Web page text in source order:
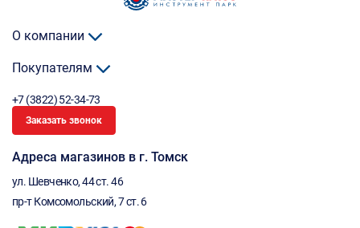
О компании
Покупателям
+7 (3822) 52-34-73
Заказать звонок
Адреса магазинов в г. Томск
ул. Шевченко, 44 ст. 46
пр-т Комсомольский, 7 ст. 6